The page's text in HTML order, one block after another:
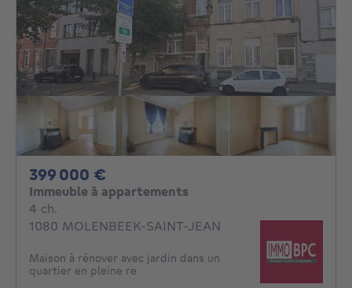
399 000 €
Immeuble à appartements
4 ch.
1080 MOLENBEEK-SAINT-JEAN
Maison à rénover avec jardin dans un
quartier en pleine re